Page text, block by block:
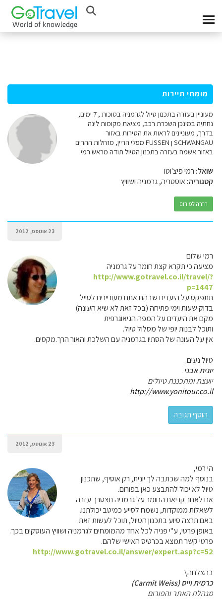
מומחי תיירות
מעוניין בעזרה בתכנון טיול לגרמניה בסוכות , 7 ימים,
נחתיה במינכן השכרת רכב, מציאת מקומות לינה
בדרך, מעוניינים לראות את הטירות באזור
SCHWANGAU ן FUSSEN מפלי הריין, מזחלות ההרים
באזור אשמח בעזרה בתכנון הטיול תודה מראש רמי
שואל: רמי פיצ'וטו
קטגוריה:אוסטריה, גרמניה ושוויץ
חזרה לפורום
23 אוגוסט, 2012
רמי שלום
מציעה כי תקרא קצת חומר על גרמניה
http://www.gotravel.co.il/travel/?
p=1447
תתפקס על היעדים שבהם אתם מעוניינים לטייל
בדוק שעות וימי פתיחה (בכל זאת לא שיא העונה)
מקם את היעדים על המפה הגיאוגרפית
ותוכל לבנות יופי של מסלול טיול.
אין על העונה של הסתיו בגרמניה עם השלכת והאור הרך.מקסים.
טיול נעים.
יונית אבני
יועצת ומתכננת טיולים
http://www.yonitour.co.il
23 אוגוסט, 2012
הי רמי,
בנוסף למה שכתבה לך יונית, רק אוסיף, שתכנון
טיול לא יכול להתבצע כאן בפורום.
אם לאחר קריאת החומר על גרמניה תצטרך עזרה
לשאלות ממוקדות, נשמח לסייע כמיטב יכולתנו.
באם תרצה סיוע בתכנון הטיול, תוכל לעשות זאת
באופן פרטי, ע"י פניה לכל אחד מהמומחים לגרמניה ושוויץ העוסקים בכך.
פרטי קשר תמצא בכרטיס האישי שלהם.
http://www.gotravel.co.il/answer/expert.asp?c=52
בהצלחה\
כרמית וייס (Carmit Weiss)
מנהלת האתר והפורום